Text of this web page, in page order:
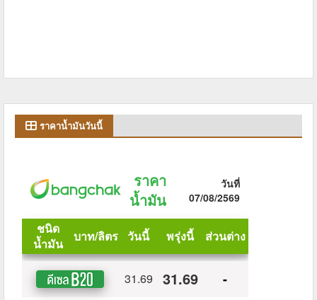
ราคาน้ำมันวันนี้